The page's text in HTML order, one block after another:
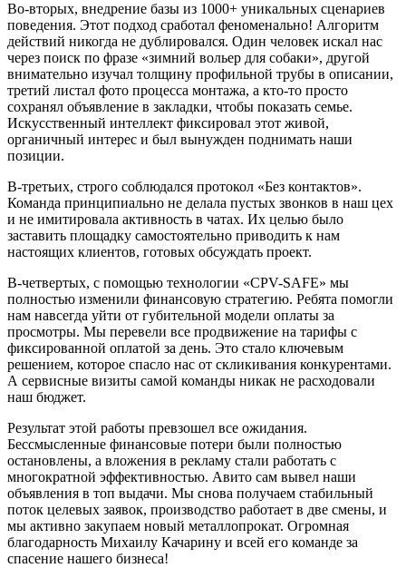
Во-вторых, внедрение базы из 1000+ уникальных сценариев
поведения. Этот подход сработал феноменально! Алгоритм
действий никогда не дублировался. Один человек искал нас
через поиск по фразе «зимний вольер для собаки», другой
внимательно изучал толщину профильной трубы в описании,
третий листал фото процесса монтажа, а кто-то просто
сохранял объявление в закладки, чтобы показать семье.
Искусственный интеллект фиксировал этот живой,
органичный интерес и был вынужден поднимать наши
позиции.
В-третьих, строго соблюдался протокол «Без контактов».
Команда принципиально не делала пустых звонков в наш цех
и не имитировала активность в чатах. Их целью было
заставить площадку самостоятельно приводить к нам
настоящих клиентов, готовых обсуждать проект.
В-четвертых, с помощью технологии «CPV-SAFE» мы
полностью изменили финансовую стратегию. Ребята помогли
нам навсегда уйти от губительной модели оплаты за
просмотры. Мы перевели все продвижение на тарифы с
фиксированной оплатой за день. Это стало ключевым
решением, которое спасло нас от скликивания конкурентами.
А сервисные визиты самой команды никак не расходовали
наш бюджет.
Результат этой работы превзошел все ожидания.
Бессмысленные финансовые потери были полностью
остановлены, а вложения в рекламу стали работать с
многократной эффективностью. Авито сам вывел наши
объявления в топ выдачи. Мы снова получаем стабильный
поток целевых заявок, производство работает в две смены, и
мы активно закупаем новый металлопрокат. Огромная
благодарность Михаилу Качарину и всей его команде за
спасение нашего бизнеса!